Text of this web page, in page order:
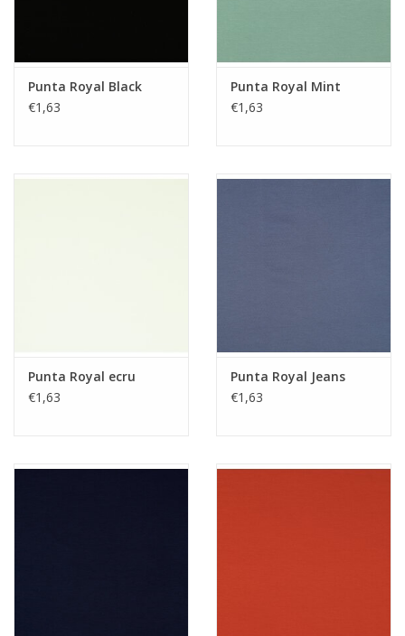
Punta Royal Black
€1,63
Punta Royal Mint
€1,63
Punta Royal ecru
€1,63
Punta Royal Jeans
€1,63